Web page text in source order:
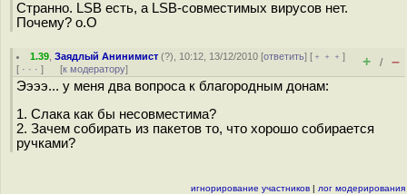
Странно. LSB есть, а LSB-совместимых вирусов нет.
Почему? о.О
1.39 ,Заядлый Анинимист (?), 10:12, 13/12/2010 [ответить] [ ﹢﹢﹢]
[ · · · ] [к модератору] + / –
Ээээ... у меня два вопроса к благородным донам:
1. Слака как бы несовместима?
2. Зачем собирать из пакетов то, что хорошо собирается
ручками?
игнорирование участников | лог модерирования